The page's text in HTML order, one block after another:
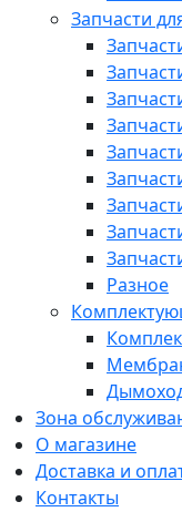
Запчасти
Разное
Зона
О магазине
Доставка и
Контакты